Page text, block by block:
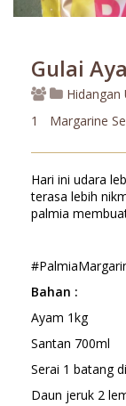
Gulai
1
Hidangan
Margarine
Hari ini udara
terasa lebih
palmia
Bahan :
Ayam 1kg
Santan 700ml
Serai 1 batang
Daun jeruk 2